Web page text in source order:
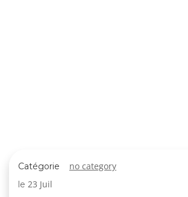
Catégorie no category
le 23 Juil